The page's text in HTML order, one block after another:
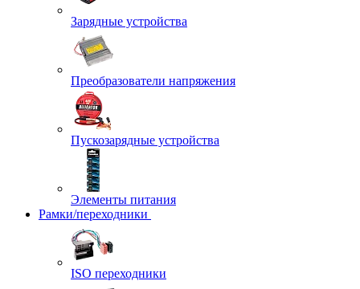
Зарядные устройства
Преобразователи напряжения
Пускозарядные устройства
Элементы питания
Рамки/переходники
ISO переходники